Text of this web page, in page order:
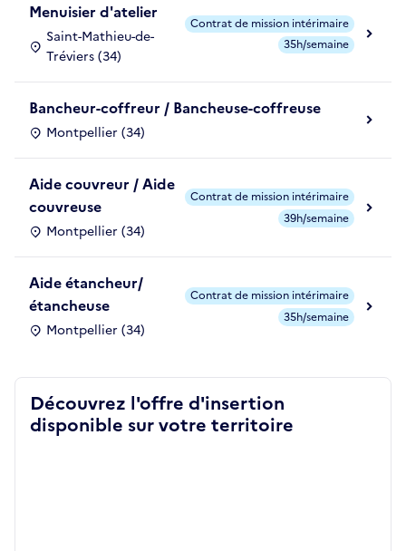
Menuisier d'atelier
Saint-Mathieu-de-
Tréviers (34)
Contrat de mission intérimaire
35h/semaine
Bancheur-coffreur / Bancheuse-coffreuse
Montpellier (34)
Aide couvreur / Aide
couvreuse
Montpellier (34)
Contrat de mission intérimaire
39h/semaine
Aide étancheur/
étancheuse
Montpellier (34)
Contrat de mission intérimaire
35h/semaine
Découvrez l'offre d'insertion
disponible sur votre territoire